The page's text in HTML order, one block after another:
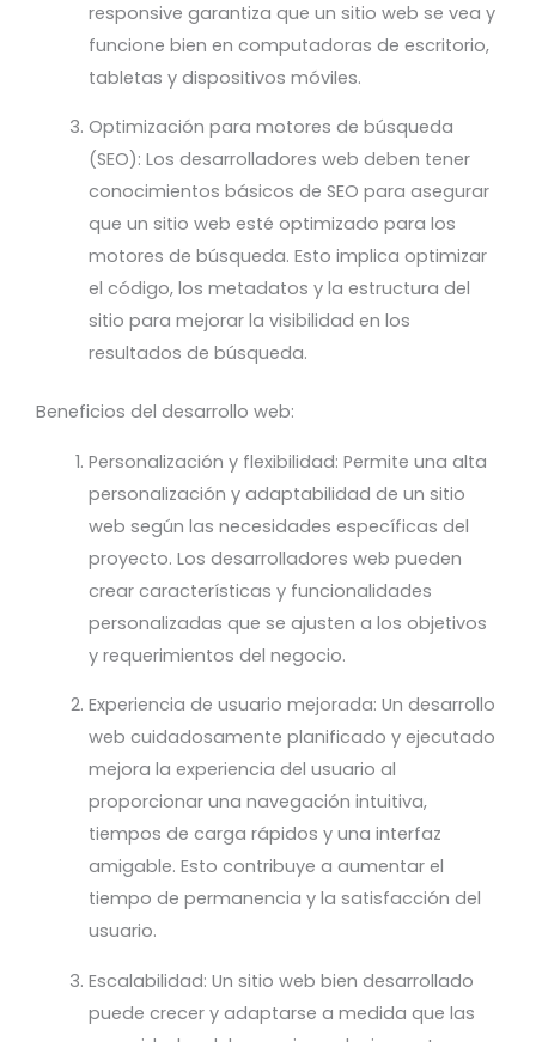
responsive garantiza que un sitio web se vea y
funcione bien en computadoras de escritorio,
tabletas y dispositivos móviles.
Optimización para motores de búsqueda
(SEO): Los desarrolladores web deben tener
conocimientos básicos de SEO para asegurar
que un sitio web esté optimizado para los
motores de búsqueda. Esto implica optimizar
el código, los metadatos y la estructura del
sitio para mejorar la visibilidad en los
resultados de búsqueda.
Beneficios del desarrollo web:
Personalización y flexibilidad: Permite una alta
personalización y adaptabilidad de un sitio
web según las necesidades específicas del
proyecto. Los desarrolladores web pueden
crear características y funcionalidades
personalizadas que se ajusten a los objetivos
y requerimientos del negocio.
Experiencia de usuario mejorada: Un desarrollo
web cuidadosamente planificado y ejecutado
mejora la experiencia del usuario al
proporcionar una navegación intuitiva,
tiempos de carga rápidos y una interfaz
amigable. Esto contribuye a aumentar el
tiempo de permanencia y la satisfacción del
usuario.
Escalabilidad: Un sitio web bien desarrollado
puede crecer y adaptarse a medida que las